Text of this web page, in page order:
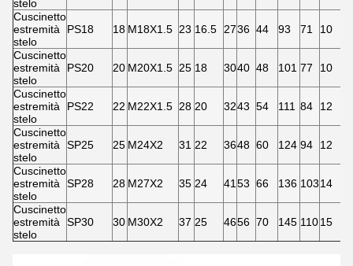
stelo
Cuscinetto
estremità
stelo
PS18 18 M18X1.5 23 16.5 2736 44 93 71 10
Cuscinetto
estremità
stelo
PS20 20 M20X1.5 25 18 3040 48 101 77 10
Cuscinetto
estremità
stelo
PS22 22 M22X1.5 28 20 3243 54 111 84 12
Cuscinetto
estremità
stelo
SP25 25 M24X2 31 22 3648 60 124 94 12
Cuscinetto
estremità
stelo
SP28 28 M27X2 35 24 4153 66 136 10314
Cuscinetto
estremità
stelo
SP30 30 M30X2 37 25 4656 70 145 11015